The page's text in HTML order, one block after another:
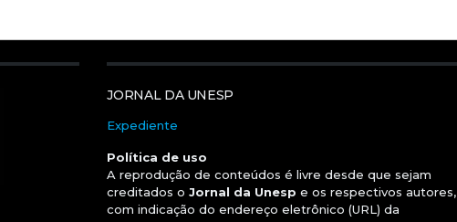
JORNAL DA UNESP
Expediente
Política de uso
A reprodução de conteúdos é livre desde que sejam
creditados oJornal da Unesp e os respectivos autores,
com indicação do endereço eletrônico (URL) da